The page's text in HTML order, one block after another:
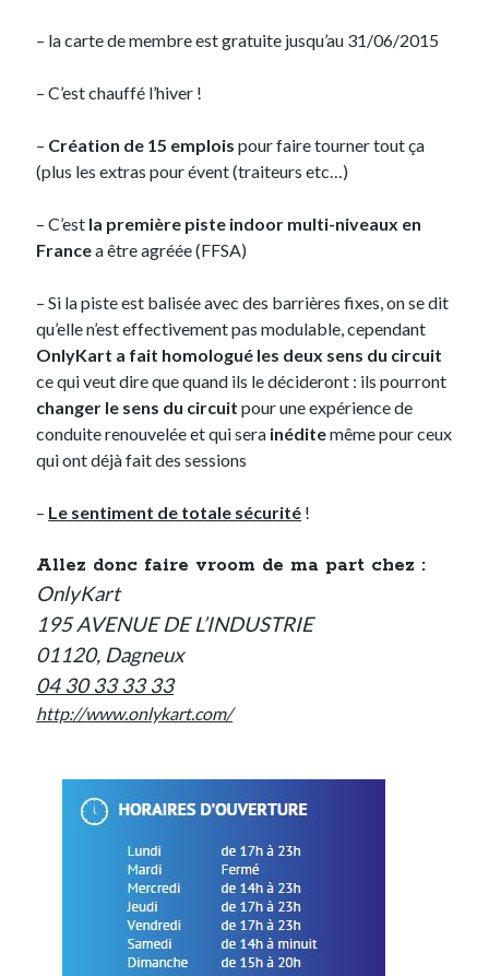
– la carte de membre est gratuite jusqu’au 31/06/2015
–C’est chauffé l’hiver !
– Création de 15 emplois pour faire tourner tout ça
(plus les extras pour évent (traiteurs etc…)
– C’est la première piste indoor multi-niveaux en
Francea être agréée (FFSA)
– Si la piste est balisée avec des barrières fixes, on se dit
qu’elle n’est effectivement pas modulable, cependant
OnlyKart a fait homologué les deux sens du circuit
ce qui veut dire que quand ils le décideront : ils pourront
changer le sens du circuit pour une expérience de
conduite renouvelée et qui sera inéditemême pour ceux
qui ont déjà fait des sessions
– Le sentiment de totale sécurité !
Allez donc faire vroom de ma part chez :
OnlyKart
195 AVENUE DE L’INDUSTRIE
01120, Dagneux
04 30 33 33 33
http://www.onlykart.com/